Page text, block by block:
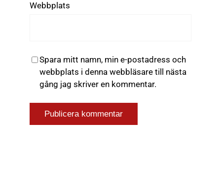
Webbplats
Spara mitt namn, min e-postadress och
webbplats i denna webbläsare till nästa
gång jag skriver en kommentar.